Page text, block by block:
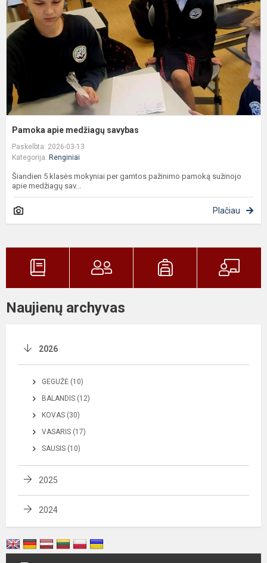
Pamoka apie medžiagų savybas
Paskelbta: 2026-03-13
Kategorija: Renginiai
Šiandien 5 klasės mokyniai per gamtos pažinimo pamoką sužinojo
apie medžiagų sav...
Plačiau
Naujienų archyvas
2026
GEGUŽĖ (10)
BALANDIS (12)
KOVAS (30)
VASARIS (17)
SAUSIS (10)
2025
2024